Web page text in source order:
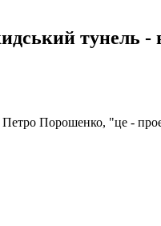
тунель -
Петро Порошенко, "це -